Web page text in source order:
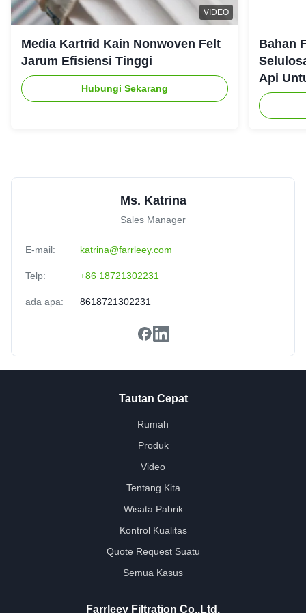
J John
GermanyOct 9.2025
★★★★★
★★★★★
Perfect fit, no modifications needed. Saved us time
★★★★★
★★★★★
VIDEO
Media Kartrid Kain Nonwoven Felt
Jarum Efisiensi Tinggi
Hubungi Sekarang
Bahan
Api
Ms. Katrina
Sales Manager
E-mail: katrina@farrleey.com
Telp: +86 18721302231
ada apa: 8618721302231
Tautan Cepat
Rumah
Produk
Video
Tentang Kita
Wisata Pabrik
Kontrol Kualitas
Quote Request Suatu
Semua Kasus
Farrleey Filtration Co,.Ltd.